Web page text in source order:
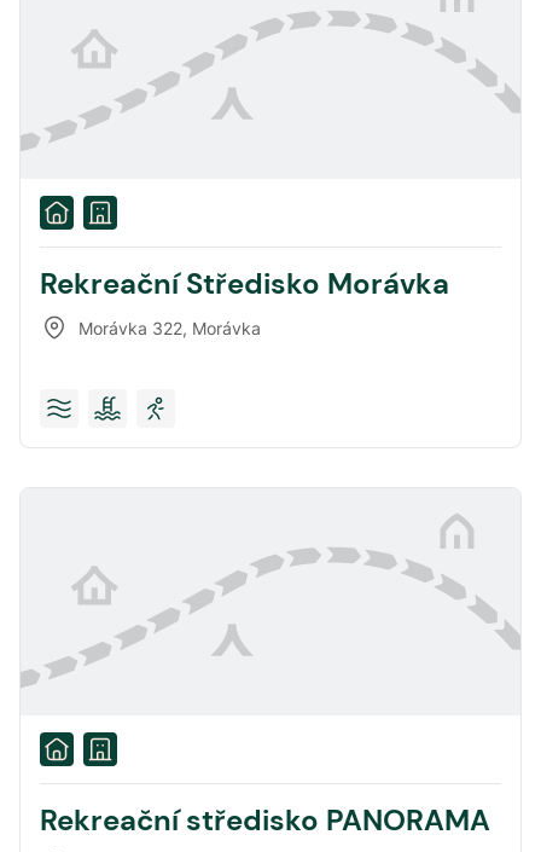
Rekreační Středisko Morávka
Morávka 322, Morávka
Rekreační středisko PANORAMA